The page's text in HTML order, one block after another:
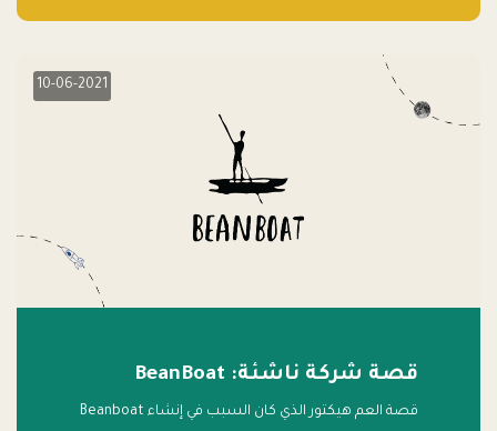
10-06-2021
قصة شركة ناشئة: BeanBoat
قصة العم هيكتور الذي كان السبب في إنشاء Beanboat